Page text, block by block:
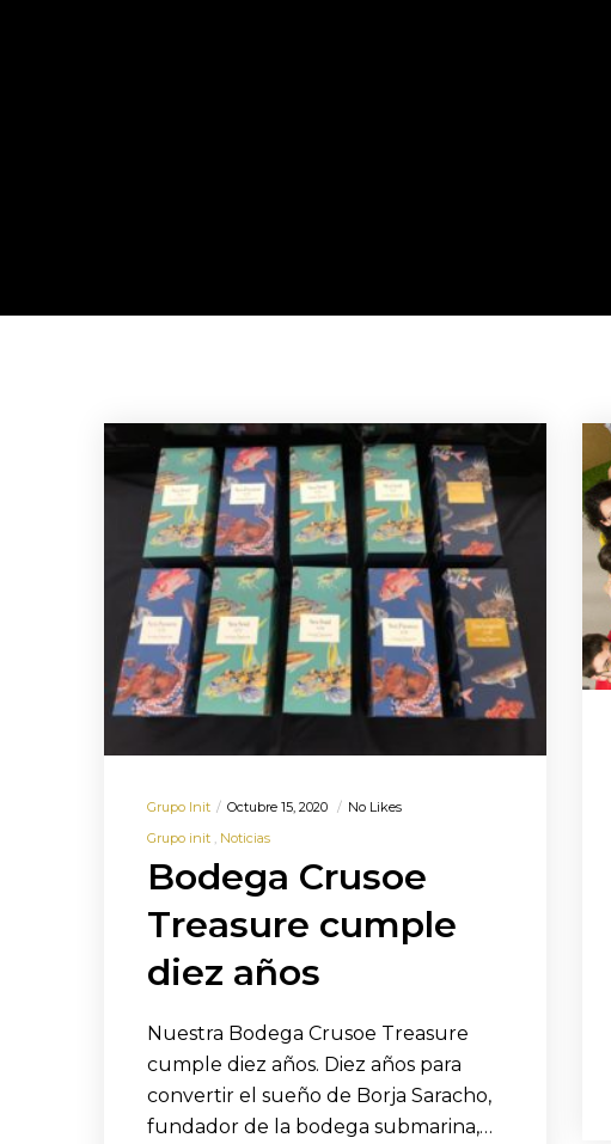
Grupo Init Octubre 15, 2020
No Likes
Grupo init
Noticias
Bodega Crusoe
Treasure cumple
diez años
Nuestra Bodega Crusoe Treasure
cumple diez años. Diez años para
convertir el sueño de Borja Saracho,
fundador de la bodega submarina,…